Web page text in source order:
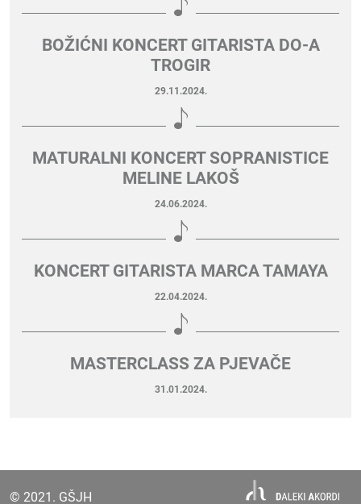
BOŽIĆNI KONCERT GITARISTA DO-A
TROGIR
29.11.2024.
MATURALNI KONCERT SOPRANISTICE
MELINE LAKOŠ
24.06.2024.
KONCERT GITARISTA MARCA TAMAYA
22.04.2024.
MASTERCLASS ZA PJEVAČE
31.01.2024.
© 2021. GŠJH